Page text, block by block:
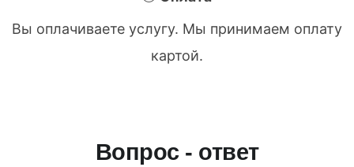
Вы оплачиваете услугу. Мы принимаем оплату
картой.
Вопрос - ответ